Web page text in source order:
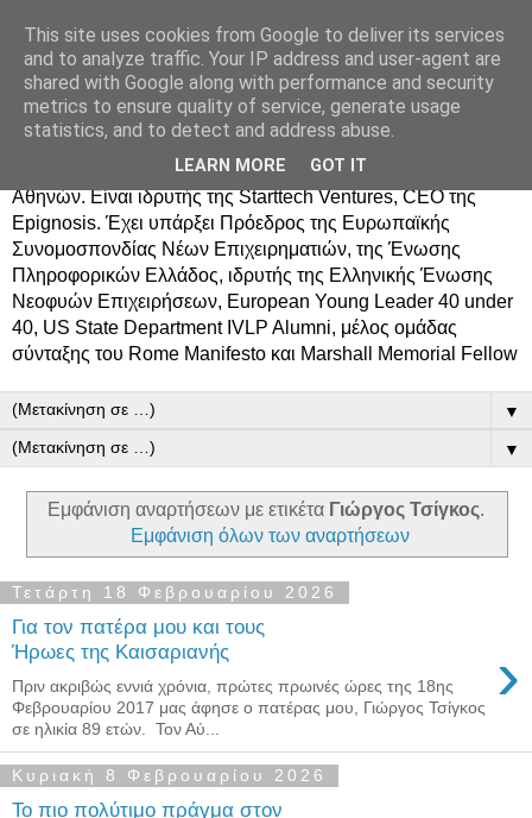
Δημήτρης Τσίγκος
Ο Δημήτρης Τσίγκος γεννήθηκε στον Ασπρόπυργο.
Σπούδασε Επιστήμη Υπολογιστών στο Πανεπιστήμιο
Κρήτης, πήρε MBA από το Οικονομικό Πανεπιστήμιο
Αθηνών. Είναι ιδρυτής της Starttech Ventures, CEO της
Epignosis. Έχει υπάρξει Πρόεδρος της Ευρωπαϊκής
Συνομοσπονδίας Νέων Επιχειρηματιών, της Ένωσης
Πληροφορικών Ελλάδος, ιδρυτής της Ελληνικής Ένωσης
Νεοφυών Επιχειρήσεων, European Young Leader 40 under
40, US State Department IVLP Alumni, μέλος ομάδας
σύνταξης του Rome Manifesto και Marshall Memorial Fellow
▼
▼
Εμφάνιση αναρτήσεων με ετικέτα Γιώργος Τσίγκος.
Εμφάνιση όλων των αναρτήσεων
Τετάρτη 18 Φεβρουαρίου 2026
Για τον πατέρα μου και τους
Ήρωες της Καισαριανής
›
Πριν ακριβώς εννιά χρόνια, πρώτες πρωινές ώρες της 18ης
Φεβρουαρίου 2017 μας άφησε ο πατέρας μου, Γιώργος Τσίγκος
σε ηλικία 89 ετών. Τον Αύ...
Κυριακή 8 Φεβρουαρίου 2026
Το πιο πολύτιμο πράγμα στον
This site uses cookies from Google to deliver its services
and to analyze traffic. Your IP address and user-agent are
shared with Google along with performance and security
metrics to ensure quality of service, generate usage
statistics, and to detect and address abuse.
LEARN MORE GOT IT